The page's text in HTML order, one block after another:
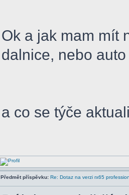
Ok a jak mam mít
dalnice, nebo
a co se týče
Předmět příspěvku: Re: Dotaz na verzi rx65